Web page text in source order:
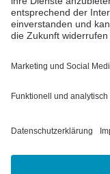
Alle Preise inkl.
ggf.
UStG
Lieferungen von